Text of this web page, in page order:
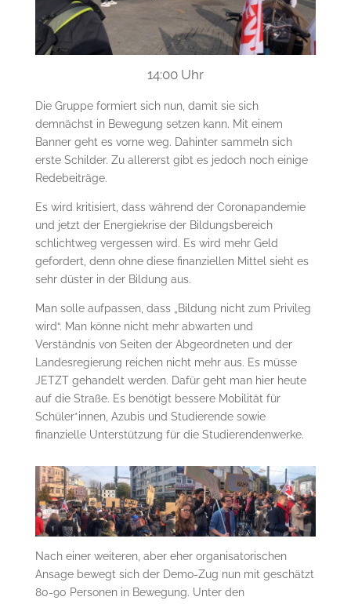
14:00 Uhr
Die Gruppe formiert sich nun, damit sie sich
demnächst in Bewegung setzen kann. Mit einem
Banner geht es vorne weg. Dahinter sammeln sich
erste Schilder. Zu allererst gibt es jedoch noch einige
Redebeiträge.
Es wird kritisiert, dass während der Coronapandemie
und jetzt der Energiekrise der Bildungsbereich
schlichtweg vergessen wird. Es wird mehr Geld
gefordert, denn ohne diese finanziellen Mittel sieht es
sehr düster in der Bildung aus.
Man solle aufpassen, dass „Bildung nicht zum Privileg
wird“. Man könne nicht mehr abwarten und
Verständnis von Seiten der Abgeordneten und der
Landesregierung reichen nicht mehr aus. Es müsse
JETZT gehandelt werden. Dafür geht man hier heute
auf die Straße. Es benötigt bessere Mobilität für
Schüler*innen, Azubis und Studierende sowie
finanzielle Unterstützung für die Studierendenwerke.
Nach einer weiteren, aber eher organisatorischen
Ansage bewegt sich der Demo-Zug nun mit geschätzt
80-90 Personen in Bewegung. Unter den